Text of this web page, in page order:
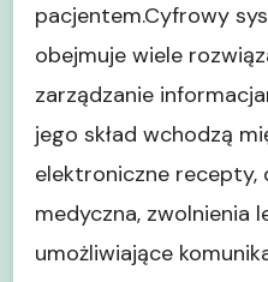
pacjentem.Cyfrowy
obejmuje wiele
zarządzanie
jego skład wchodzą
elektroniczne recepty,
medyczna, zwolnienia
umożliwiające